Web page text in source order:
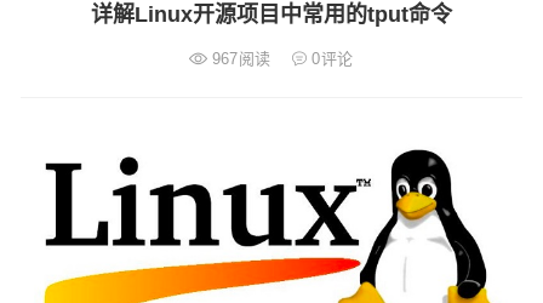
详解Linux开源项目中常用的tput命令
967阅读 0评论